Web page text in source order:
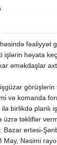
fəaliyyət
işlərin həyata
əməkdaşlar
görüşlərin
və komanda
birlikdə planlı
üzrə təkliflər
Bazar ertəsi-
May, Nəsimi